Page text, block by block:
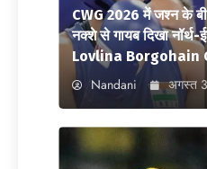
CWG 2026 में जश्न के
नक्शे से गायब दिखा
Lovlina Borgohain
Nandani अगस्त